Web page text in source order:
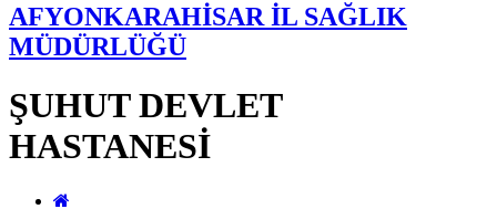
AFYONKARAHİSAR İL SAĞLIK
MÜDÜRLÜĞÜ
ŞUHUT DEVLET
HASTANESİ